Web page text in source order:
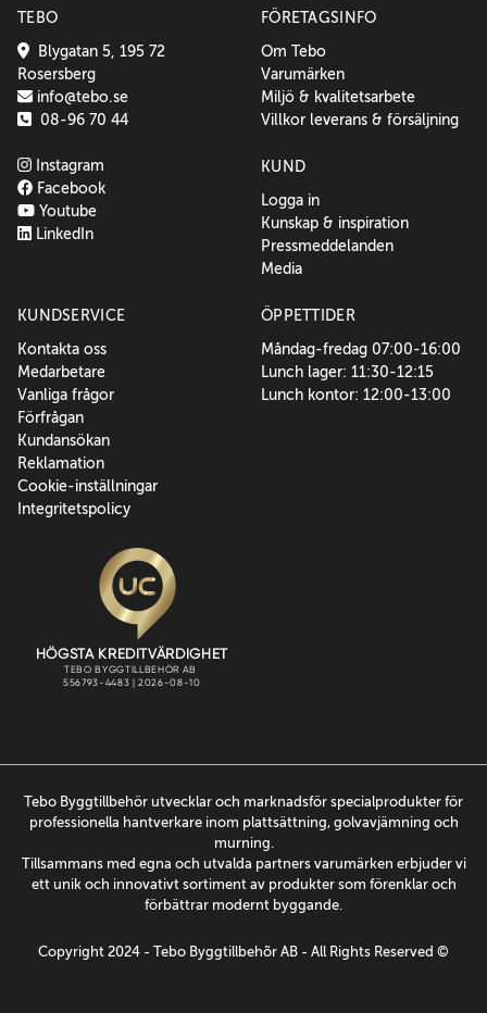
TEBO
Blygatan 5, 195 72
Rosersberg
info@tebo.se
08-96 70 44
Instagram
Facebook
Youtube
LinkedIn
FÖRETAGSINFO
Om Tebo
Varumärken
Miljö & kvalitetsarbete
Villkor leverans & försäljning
KUND
Logga in
Kunskap & inspiration
Pressmeddelanden
Media
KUNDSERVICE
Kontakta oss
Medarbetare
Vanliga frågor
Förfrågan
Kundansökan
Reklamation
Cookie-inställningar
Integritetspolicy
ÖPPETTIDER
Måndag-fredag 07:00-16:00
Lunch lager: 11:30-12:15
Lunch kontor: 12:00-13:00
Tebo Byggtillbehör utvecklar och marknadsför specialprodukter för
professionella hantverkare inom plattsättning, golvavjämning och
murning.
Tillsammans med egna och utvalda partners varumärken erbjuder vi
ett unik och innovativt sortiment av produkter som förenklar och
förbättrar modernt byggande.
Copyright 2024 - Tebo Byggtillbehõr AB - All Rights Reserved ©